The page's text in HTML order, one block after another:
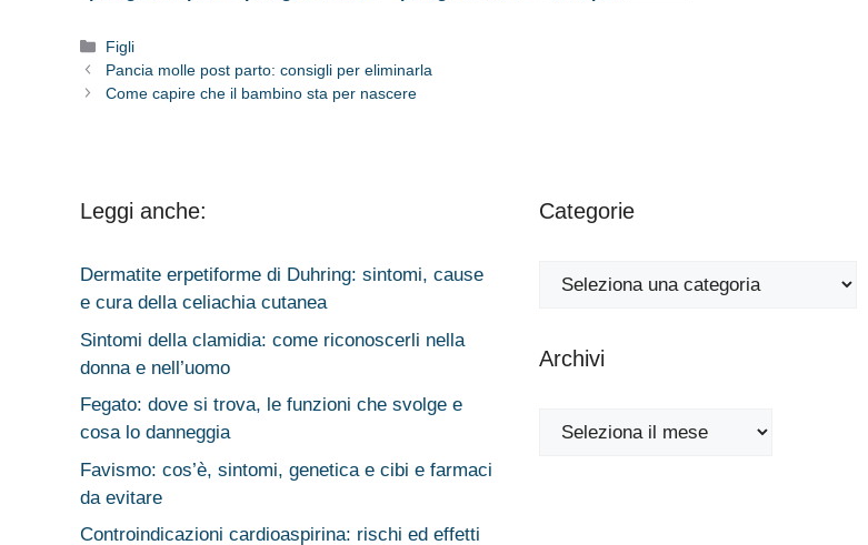
calmarlo
Categorie
Figli
Pancia molle post parto: consigli per eliminarla
Come capire che il bambino sta per nascere
Leggi anche:
Dermatite erpetiforme di Duhring: sintomi, cause
e cura della celiachia cutanea
Sintomi della clamidia: come riconoscerli nella
donna e nell’uomo
Fegato: dove si trova, le funzioni che svolge e
cosa lo danneggia
Favismo: cos’è, sintomi, genetica e cibi e farmaci
da evitare
Controindicazioni cardioaspirina: rischi ed effetti
Categorie
Categorie
Archivi
Archivi